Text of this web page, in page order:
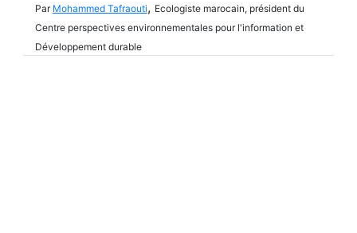
Par Mohammed Tafraouti, Ecologiste marocain, président du
Centre perspectives environnementales pour l'information et
Développement durable